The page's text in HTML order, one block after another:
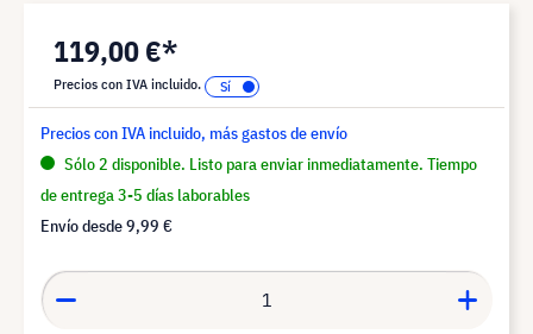
119,00 €*
Precios con IVA incluido.
Precios con IVA incluido, más gastos de envío
Sólo 2 disponible. Listo para enviar inmediatamente. Tiempo
de entrega 3-5 días laborables
Envío desde9,99 €